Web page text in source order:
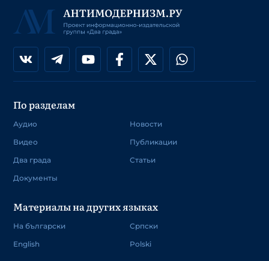
По разделам
Аудио
Видео
Два града
Документы
Новости
Публикации
Статьи
Материалы на других языках
На български
English
Српски
Polski